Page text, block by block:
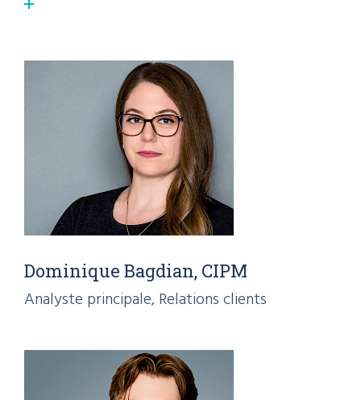
Dominique Bagdian, CIPM
Analyste principale, Relations clients